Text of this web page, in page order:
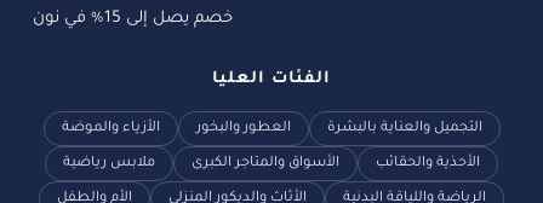
خصم يصل إلى 15% في نون
الفئات العليا
التجميل والعناية بالبشرة العطور والبخور الأزياء والموضة
الأحذية والحقائب الأسواق والمتاجر الكبرى ملابس رياضية
الرياضة واللياقة البدنية الأثاث والديكور المنزلي الأم والطفل